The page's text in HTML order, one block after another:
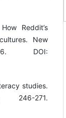
Reddit’s
New
DOI:
studies.
271.